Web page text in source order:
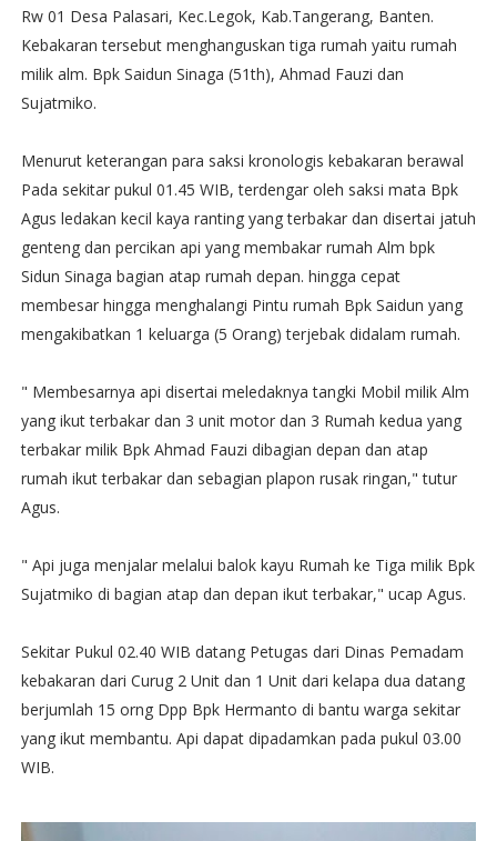
Rw 01 Desa Palasari, Kec.Legok, Kab.Tangerang, Banten.
Kebakaran tersebut menghanguskan tiga rumah yaitu rumah
milik alm. Bpk Saidun Sinaga (51th), Ahmad Fauzi dan
Sujatmiko.
Menurut keterangan para saksi kronologis kebakaran berawal
Pada sekitar pukul 01.45 WIB, terdengar oleh saksi mata Bpk
Agus ledakan kecil kaya ranting yang terbakar dan disertai jatuh
genteng dan percikan api yang membakar rumah Alm bpk
Sidun Sinaga bagian atap rumah depan. hingga cepat
membesar hingga menghalangi Pintu rumah Bpk Saidun yang
mengakibatkan 1 keluarga (5 Orang) terjebak didalam rumah.
" Membesarnya api disertai meledaknya tangki Mobil milik Alm
yang ikut terbakar dan 3 unit motor dan 3 Rumah kedua yang
terbakar milik Bpk Ahmad Fauzi dibagian depan dan atap
rumah ikut terbakar dan sebagian plapon rusak ringan," tutur
Agus.
" Api juga menjalar melalui balok kayu Rumah ke Tiga milik Bpk
Sujatmiko di bagian atap dan depan ikut terbakar," ucap Agus.
Sekitar Pukul 02.40 WIB datang Petugas dari Dinas Pemadam
kebakaran dari Curug 2 Unit dan 1 Unit dari kelapa dua datang
berjumlah 15 orng Dpp Bpk Hermanto di bantu warga sekitar
yang ikut membantu. Api dapat dipadamkan pada pukul 03.00
WIB.